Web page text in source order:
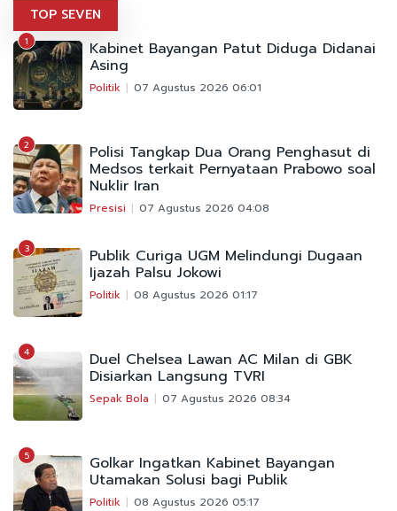
TOP SEVEN
1 Kabinet Bayangan Patut Diduga Didanai
Asing
Politik 07 Agustus 2026 06:01
2 Polisi Tangkap Dua Orang Penghasut di
Medsos terkait Pernyataan Prabowo soal
Nuklir Iran
Presisi 07 Agustus 2026 04:08
3 Publik Curiga UGM Melindungi Dugaan
Ijazah Palsu Jokowi
Politik 08 Agustus 2026 01:17
4 Duel Chelsea Lawan AC Milan di GBK
Disiarkan Langsung TVRI
Sepak Bola 07 Agustus 2026 08:34
5 Golkar Ingatkan Kabinet Bayangan
Utamakan Solusi bagi Publik
Politik 08 Agustus 2026 05:17